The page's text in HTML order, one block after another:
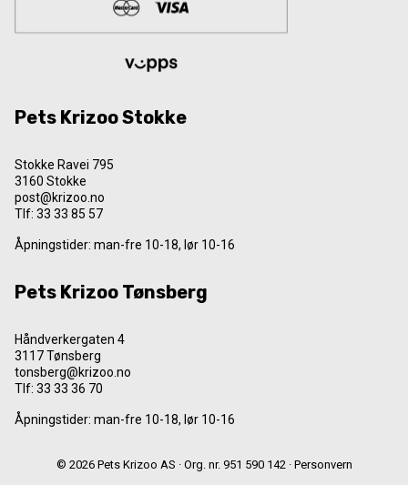
Pets Krizoo Stokke
Stokke Ravei 795
3160 Stokke
post@krizoo.no
Tlf: 33 33 85 57
Åpningstider: man-fre 10-18, lør 10-16
Pets Krizoo Tønsberg
Håndverkergaten 4
3117 Tønsberg
tonsberg@krizoo.no
Tlf: 33 33 36 70
Åpningstider: man-fre 10-18, lør 10-16
© 2026 Pets Krizoo AS · Org. nr. 951 590 142 · Personvern